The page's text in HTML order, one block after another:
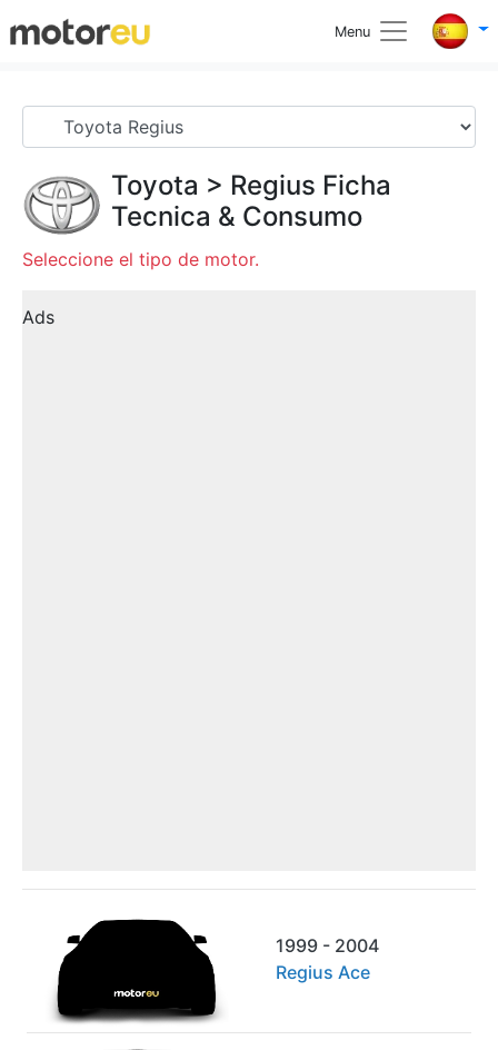
Menu
Toyota > Regius Ficha
Tecnica & Consumo
Seleccione el tipo de motor.
Ads
1999 - 2004
Regius Ace